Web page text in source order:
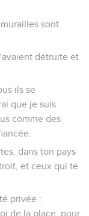
sont
détruite et
ils se
que je suis
comme des
dans ton pays
et ceux qui te
privée :
de la place, pour